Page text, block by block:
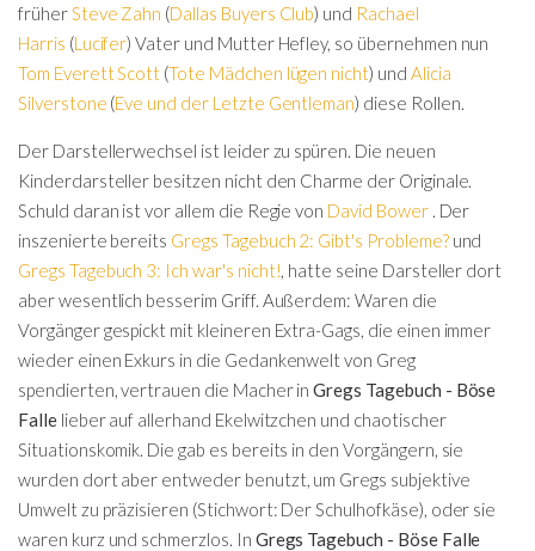
früher Steve Zahn (Dallas Buyers Club) und Rachael
Harris (Lucifer) Vater und Mutter Hefley, so übernehmen nun
Tom Everett Scott (Tote Mädchen lügen nicht) und Alicia
Silverstone (Eve und der Letzte Gentleman) diese Rollen.
Der Darstellerwechsel ist leider zu spüren. Die neuen
Kinderdarsteller besitzen nicht den Charme der Originale.
Schuld daran ist vor allem die Regie von David Bower. Der
inszenierte bereits Gregs Tagebuch 2: Gibt's Probleme?und
Gregs Tagebuch 3: Ich war's nicht! , hatte seine Darsteller dort
aber wesentlich besserim Griff. Außerdem: Waren die
Vorgänger gespickt mit kleineren Extra-Gags, die einen immer
wieder einen Exkurs in die Gedankenwelt von Greg
spendierten, vertrauen die Macher inGregs Tagebuch - Böse
Fallelieber auf allerhand Ekelwitzchen und chaotischer
Situationskomik. Die gab es bereits in den Vorgängern, sie
wurden dort aber entweder benutzt, um Gregs subjektive
Umwelt zu präzisieren (Stichwort: Der Schulhofkäse), oder sie
waren kurz und schmerzlos. In Gregs Tagebuch - Böse Falle